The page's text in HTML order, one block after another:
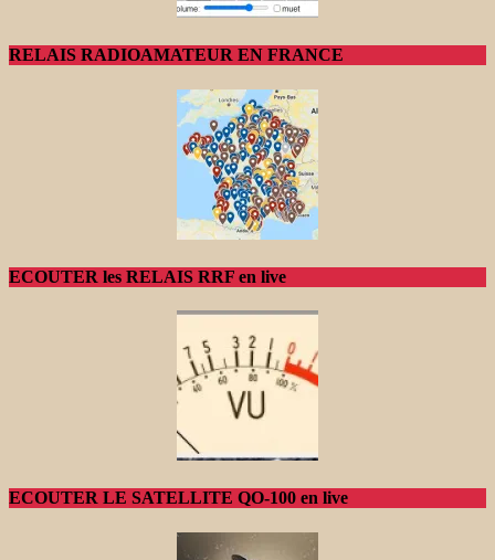
RELAIS RADIOAMATEUR EN FRANCE
ECOUTER les RELAIS RRF en live
ECOUTER LE SATELLITE QO-100 en live